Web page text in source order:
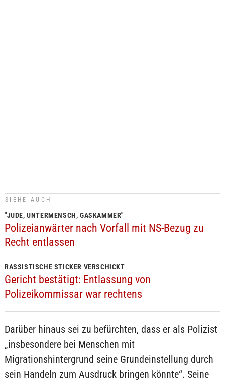
SIEHE AUCH
"JUDE, UNTERMENSCH, GASKAMMER"
Polizeianwärter nach Vorfall mit NS-Bezug zu
Recht entlassen
RASSISTISCHE STICKER VERSCHICKT
Gericht bestätigt: Entlassung von
Polizeikommissar war rechtens
Darüber hinaus sei zu befürchten, dass er als Polizist
„insbesondere bei Menschen mit
Migrationshintergrund seine Grundeinstellung durch
sein Handeln zum Ausdruck bringen könnte“. Seine